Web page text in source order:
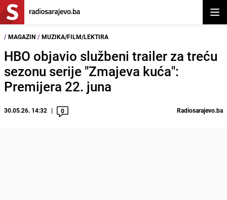
/ MAGAZIN / MUZIKA/FILM/LEKTIRA
HBO objavio službeni trailer za treću
sezonu serije "Zmajeva kuća":
Premijera 22. juna
30.05.26. 14:32 0 Radiosarajevo.ba